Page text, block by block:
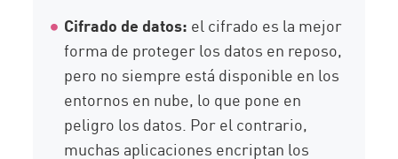
Cifrado de datos: el cifrado es la mejor
forma de proteger los datos en reposo,
pero no siempre está disponible en los
entornos en nube, lo que pone en
peligro los datos. Por el contrario,
muchas aplicaciones encriptan los